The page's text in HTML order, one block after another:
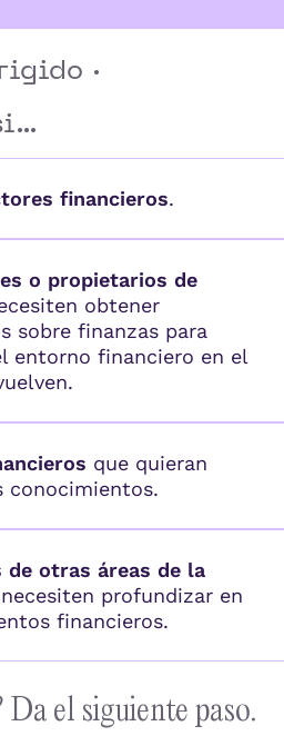
·
financieros.
o propietarios de
obtener
sobre finanzas para
entorno financiero en el
que quieran
conocimientos.
de otras áreas de la
profundizar en
financieros.
el siguiente paso.